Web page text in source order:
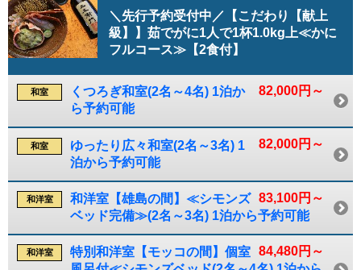
＼先行予約受付中／【こだわり【献上
級】】茹でがに1人で1杯1.0kg上≪かに
フルコース≫【2食付】
82,000円～
和室
くつろぎ和室(2名～4名) 1泊か
ら予約可能
82,000円～
和室
ゆったり広々和室(2名～3名) 1
泊から予約可能
83,100円～
和洋室
和洋室【雄島の間】≪シモンズ
ベッド完備≫(2名～3名) 1泊から予約可能
84,480円～
和洋室
特別和洋室【モッコの間】個室